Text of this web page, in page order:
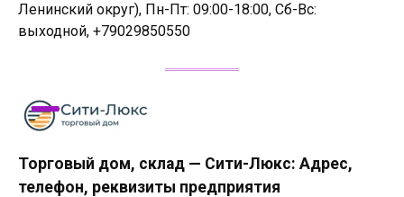
Ленинский округ), Пн-Пт: 09:00-18:00, Сб-Вс:
выходной, +79029850550
Торговый дом, cклад — Сити-Люкс: Адрес,
телефон, реквизиты предприятия